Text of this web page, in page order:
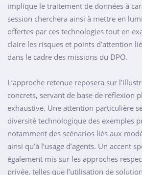
implique le traitement de données à
session cherchera ainsi à mettre en
offertes par ces technologies tout en
claire les risques et points d’attention
dans le cadre des missions du DPO.
L’approche retenue reposera sur
concrets, servant de base de réflexion
exhaustive. Une attention particulière
diversité technologique des exemples
notamment des scénarios liés aux
ainsi qu’à l’usage d’agents. Un accent
également mis sur les approches
privée, telles que l’utilisation de